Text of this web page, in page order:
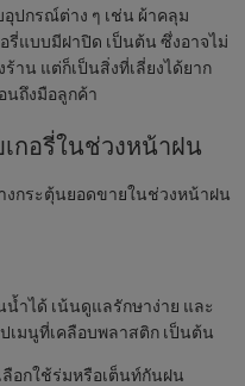
ปกรณ์ต่าง ๆ เช่น ผ้าคลุม
รี่แบบมีฝาปิด เป็นต้น ซึ่งอาจไม่
าน แต่ก็เป็นสิ่งที่เลี่ยงได้ยาก
นถึงมือลูกค้า
กอรี่ในช่วงหน้าฝน
งกระตุ้นยอดขายในช่วงหน้าฝน
ำได้ เน้นดูแลรักษาง่าย และ
เมนูที่เคลือบพลาสติก เป็นต้น
อกใช้ร่มหรือเต็นท์กันฝน